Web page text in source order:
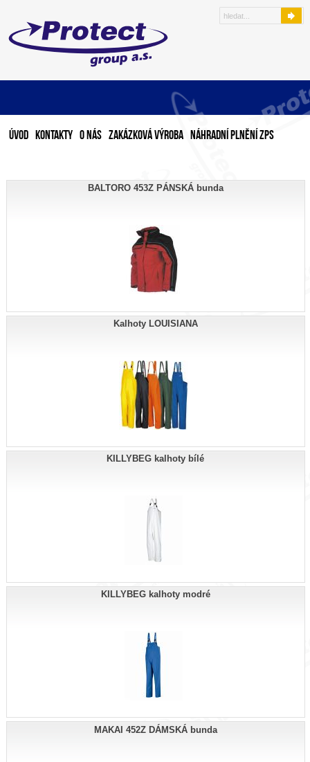
BALTORO 453Z PÁNSKÁ bunda
Kalhoty LOUISIANA
KILLYBEG kalhoty bílé
KILLYBEG kalhoty modré
MAKAI 452Z DÁMSKÁ bunda
Úvod Kontakty O nás Zakázková výroba Náhradní plnění ZPS